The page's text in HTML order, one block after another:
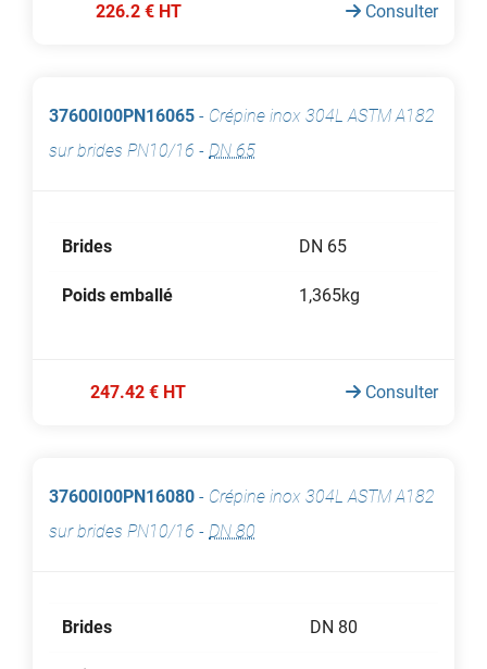
226.2 € HT Consulter
37600I00PN16065 - Crépine inox 304L ASTM A182
sur brides PN10/16 - DN 65
Brides DN 65
Poids emballé 1,365kg
247.42 € HT Consulter
37600I00PN16080 - Crépine inox 304L ASTM A182
sur brides PN10/16 - DN 80
Brides DN 80